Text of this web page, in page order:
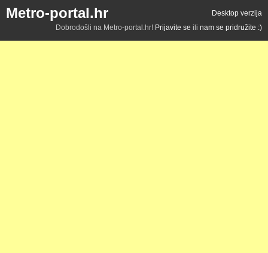
Metro-portal.hr
Desktop verzija
Dobrodošli na Metro-portal.hr! Prijavite se ili nam se pridružite :)